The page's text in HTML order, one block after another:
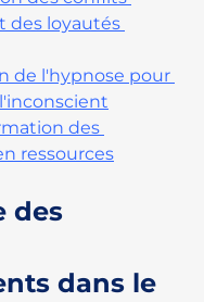
des loyautés
de l'hypnose pour
des
ressources
des
dans le